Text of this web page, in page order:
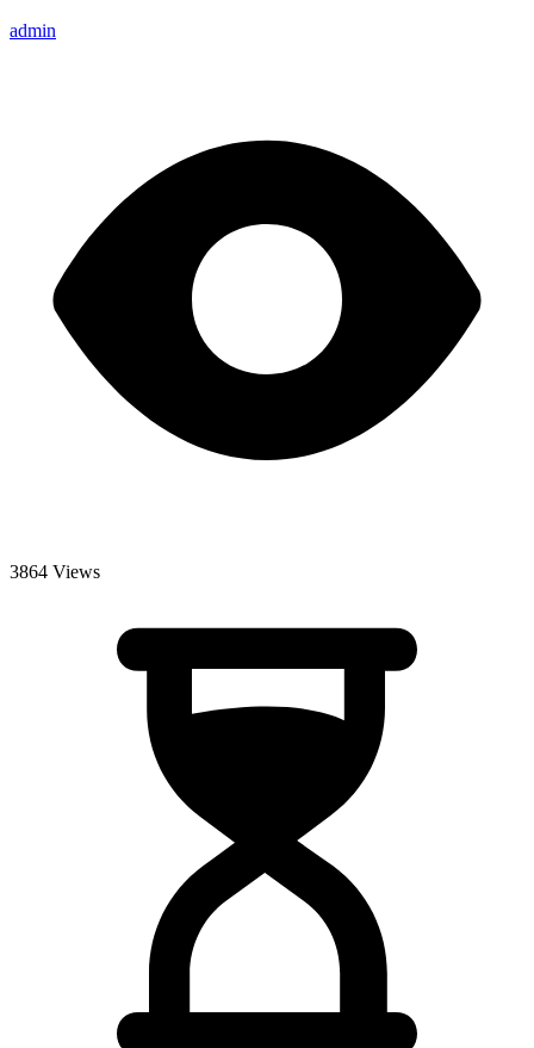
admin
3864 Views